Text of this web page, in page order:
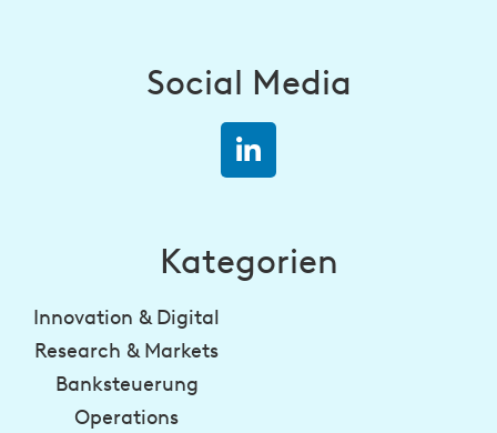
Social Media
Kategorien
Innovation & Digital
Research & Markets
Banksteuerung
Operations